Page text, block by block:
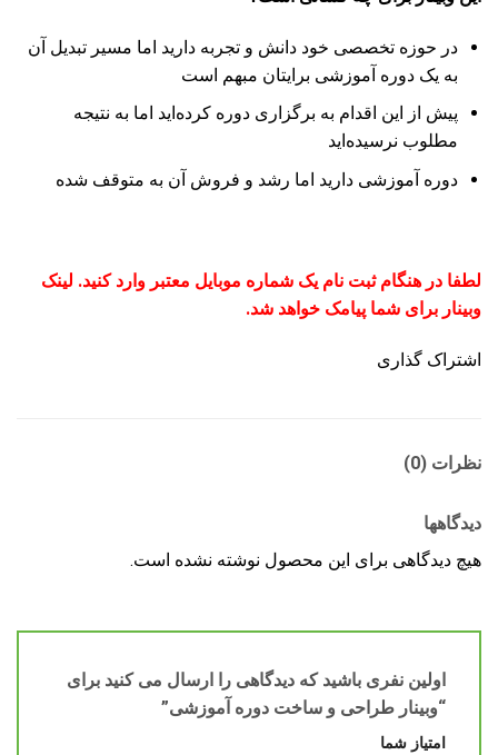
در حوزه تخصصی خود دانش و تجربه دارید اما مسیر تبدیل آن
به یک دوره آموزشی برایتان مبهم است
پیش از این اقدام به برگزاری دوره کرده‌اید اما به نتیجه
مطلوب نرسیده‌اید
دوره آموزشی دارید اما رشد و فروش آن به متوقف شده
لطفا در هنگام ثبت نام یک شماره موبایل معتبر وارد کنید. لینک
وبینار برای شما پیامک خواهد شد.
اشتراک گذاری
نظرات (0)
دیدگاهها
هیچ دیدگاهی برای این محصول نوشته نشده است.
اولین نفری باشید که دیدگاهی را ارسال می کنید برای
“وبینار طراحی و ساخت دوره آموزشی”
امتیاز شما